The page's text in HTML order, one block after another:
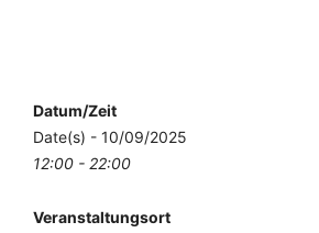
Datum/Zeit
Date(s) - 10/09/2025
12:00 - 22:00
Veranstaltungsort